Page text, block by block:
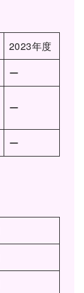
2023年度
ー
ー
ー